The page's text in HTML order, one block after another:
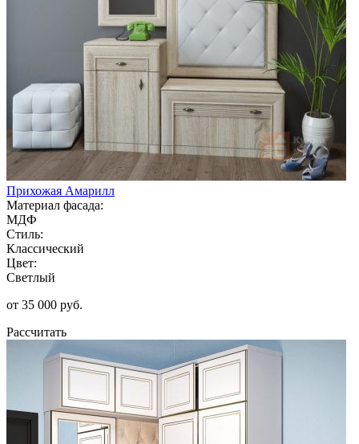
Прихожая Амарилл
Материал фасада:
МДФ
Стиль:
Классический
Цвет:
Светлый
от 35 000 руб.
Рассчитать